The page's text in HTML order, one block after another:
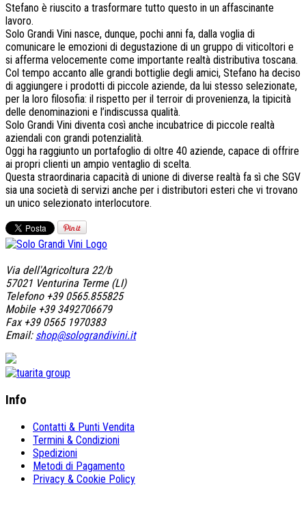
Stefano è riuscito a trasformare tutto questo in un affascinante
lavoro.
Solo Grandi Vini nasce, dunque, pochi anni fa, dalla voglia di
comunicare le emozioni di degustazione di un gruppo di viticoltori e
si afferma velocemente come importante realtà distributiva toscana.
Col tempo accanto alle grandi bottiglie degli amici, Stefano ha deciso
di aggiungere i prodotti di piccole aziende, da lui stesso selezionate,
per la loro filosofia: il rispetto per il terroir di provenienza, la tipicità
delle denominazioni e l’indiscussa qualità.
Solo Grandi Vini diventa così anche incubatrice di piccole realtà
aziendali con grandi potenzialità.
Oggi ha raggiunto un portafoglio di oltre 40 aziende, capace di offrire
ai propri clienti un ampio ventaglio di scelta.
Questa straordinaria capacità di unione di diverse realtà fa sì che SGV
sia una società di servizi anche per i distributori esteri che vi trovano
un unico selezionato interlocutore.
Via dell'Agricoltura 22/b
57021 Venturina Terme (LI)
Telefono +39 0565.855825
Mobile +39 3492706679
Fax +39 0565 1970383
Email: shop@solograndivini.it
Info
Contatti & Punti Vendita
Termini & Condizioni
Spedizioni
Metodi di Pagamento
Privacy & Cookie Policy